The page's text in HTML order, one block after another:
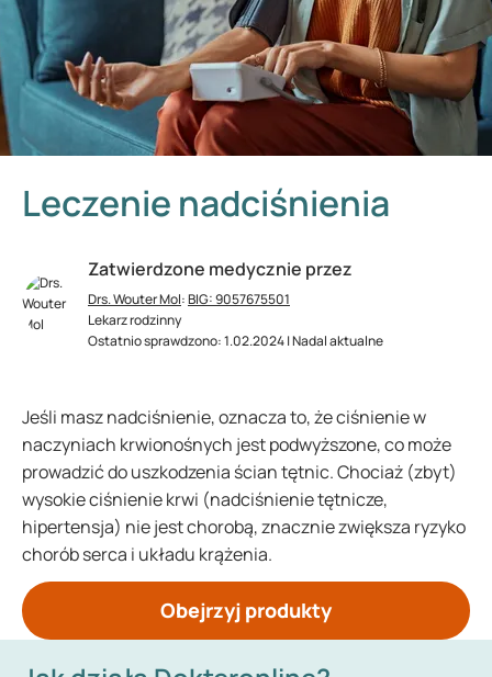
Leczenie nadciśnienia
Zatwierdzone medycznie przez
Drs. Wouter Mol:BIG: 9057675501
Lekarz rodzinny
Ostatnio sprawdzono: 1.02.2024 | Nadal aktualne
Jeśli masz nadciśnienie, oznacza to, że ciśnienie w
naczyniach krwionośnych jest podwyższone, co może
prowadzić do uszkodzenia ścian tętnic. Chociaż (zbyt)
wysokie ciśnienie krwi (nadciśnienie tętnicze,
hipertensja) nie jest chorobą, znacznie zwiększa ryzyko
chorób serca i układu krążenia.
Obejrzyj produkty